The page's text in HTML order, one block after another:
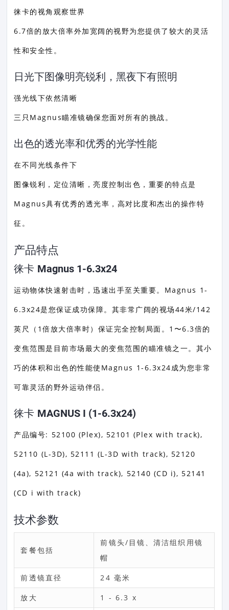
徕卡的视角观察世界
6.7倍的放大倍率外加宽阔的视野为您提供了较大的灵活
性和安全性。
日光下图像明亮锐利，黑夜下有照明
强光线下依然清晰
三只Magnus瞄准镜确保您面对所有的挑战。
出色的透光率和优秀的光学性能
在不同光线条件下
图像锐利，定位清晰，亮度控制出色，重要的特点是
Magnus具有优秀的透光率，高对比度和杰出的操作特
征。
产品特点
徕卡 Magnus 1-6.3x24
运动物体快速射击时，迅速出手至关重要。Magnus 1-
6.3x24是您保证成功保障。其非常广阔的视场44米/142
英尺（1倍放大倍率时）保证完全控制局面。1〜6.3倍的
变焦范围是目前市场最大的变焦范围的瞄准镜之一。其小
巧的体积和出色的性能使Magnus 1-6.3x24成为您非常
可靠灵活的野外运动伴侣。
徕卡 MAGNUS I (1-6.3x24)
产品编号: 52100 (Plex), 52101 (Plex with track),
52110 (L-3D), 52111 (L-3D with track), 52120
(4a), 52121 (4a with track), 52140 (CD i), 52141
(CD i with track)
技术参数
套餐包括
前镜头/目镜、清洁组织用镜
帽
前透镜直径 24 毫米
放大 1 - 6.3 x